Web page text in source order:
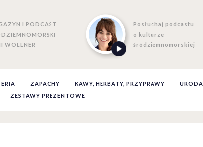
I PODCAST
WOLLNER
Posłuchaj podcastu
o kulturze
śródziemnomorskiej
ZAPACHY KAWY, HERBATY, PRZYPRAWY URODA
ZESTAWY PREZENTOWE